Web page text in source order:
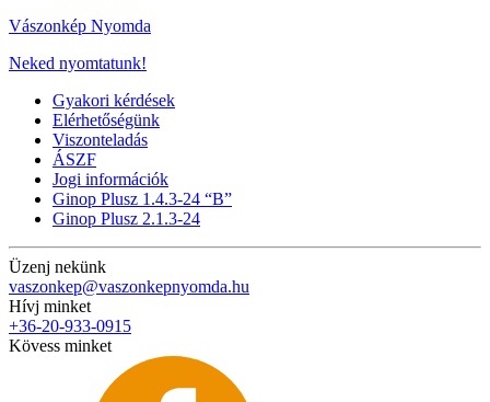
Vászonkép Nyomda
Neked nyomtatunk!
Gyakori kérdések
Elérhetőségünk
Viszonteladás
ÁSZF
Jogi információk
Ginop Plusz 1.4.3-24 “B”
Ginop Plusz 2.1.3-24
Üzenj nekünk
vaszonkep@vaszonkepnyomda.hu
Hívj minket
+36-20-933-0915
Kövess minket